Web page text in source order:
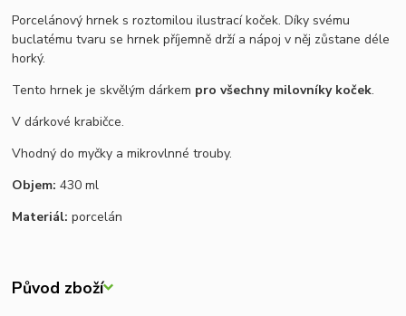
Porcelánový hrnek s roztomilou ilustrací koček. Díky svému
buclatému tvaru se hrnek příjemně drží a nápoj v něj zůstane déle
horký.
Tento hrnek je skvělým dárkem pro všechny milovníky koček.
V dárkové krabičce.
Vhodný do myčky a mikrovlnné trouby.
Objem:430 ml
Materiál: porcelán
Původ zboží